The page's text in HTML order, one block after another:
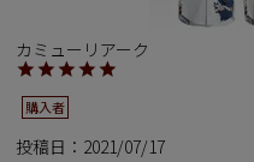
カミューリアーク
購入者
投稿日 2021/07/17